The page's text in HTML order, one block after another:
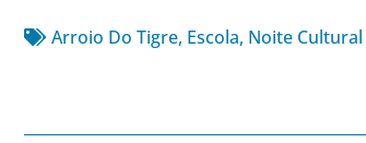
Arroio Do Tigre, Escola, Noite Cultural